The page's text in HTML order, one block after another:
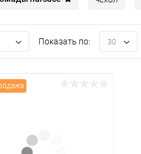
Показать по: 30